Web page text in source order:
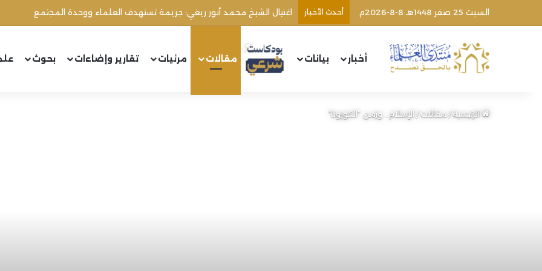
السبت 25 صفر 1448هـ 8-8-2026م أحدث الأخبار
أخبار بيانات مقالات مرئيات تقارير وإضاءات بحوث
الرئيسية/مقالات/الإسلام.. وزمن “الكورونا”